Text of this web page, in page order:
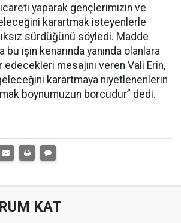
yaparak gençlerimizin ve
karartmak isteyenlerle
sürdüğünü söyledi. Madde
bu işin kenarında yanında olanlara
mesajını veren Vali Erin,
geleceğini karartmaya niyetlenenlerin
boynumuzun borcudur” dedi.
KAT